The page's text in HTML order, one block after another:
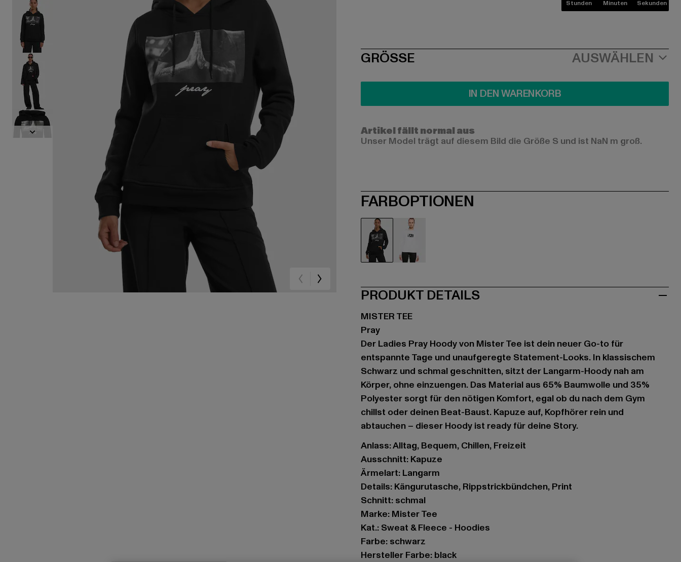
Stunden Minuten Sekunden
SIZE
GRÖSSE AUSWÄHLEN
IN DEN WARENKORB
Artikel fällt normal aus
Unser Model trägt auf diesem Bild die Größe S und ist NaN m groß.
FARBOPTIONEN
PRODUKT DETAILS
MISTER TEE
Pray
Der Ladies Pray Hoody von Mister Tee ist dein neuer Go-to für
entspannte Tage und unaufgeregte Statement-Looks. In klassischem
Schwarz und schmal geschnitten, sitzt der Langarm-Hoody nah am
Körper, ohne einzuengen. Das Material aus 65% Baumwolle und 35%
Polyester sorgt für den nötigen Komfort, egal ob du nach dem Gym
chillst oder deinen Beat-Baust. Kapuze auf, Kopfhörer rein und
abtauchen – dieser Hoody ist ready für deine Story.
Anlass: Alltag, Bequem, Chillen, Freizeit
Ausschnitt: Kapuze
Ärmelart: Langarm
Details: Kängurutasche, Rippstrickbündchen, Print
Schnitt: schmal
Marke: Mister Tee
Kat.: Sweat & Fleece - Hoodies
Farbe: schwarz
Hersteller Farbe: black